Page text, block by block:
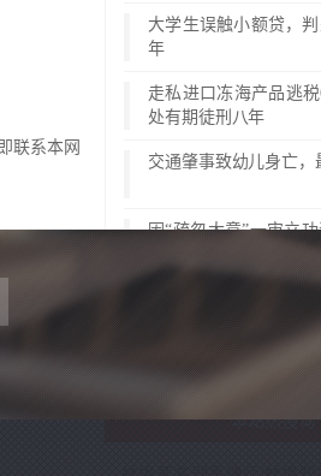
联系本网
大学生误触小额贷，
年
走私进口冻海产品逃税
处有期徒刑八年
交通肇事致幼儿身亡，
因“疏忽大意”一审立
震惊沈阳“未成年故意
本站热搜词